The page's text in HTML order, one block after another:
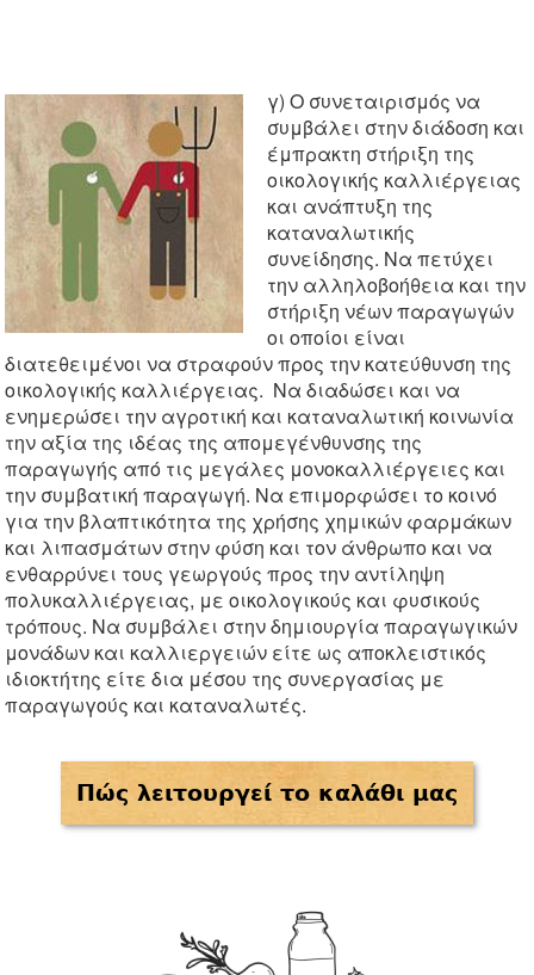
γ) Ο συνεταιρισμός να
συμβάλει στην διάδοση και
έμπρακτη στήριξη της
οικολογικής καλλιέργειας
και ανάπτυξη της
καταναλωτικής
συνείδησης. Να πετύχει
την αλληλοβοήθεια και την
στήριξη νέων παραγωγών
οι οποίοι είναι
διατεθειμένοι να στραφούν προς την κατεύθυνση της
οικολογικής καλλιέργειας. Να διαδώσει και να
ενημερώσει την αγροτική και καταναλωτική κοινωνία
την αξία της ιδέας της απομεγένθυνσης της
παραγωγής από τις μεγάλες μονοκαλλιέργειες και
την συμβατική παραγωγή. Να επιμορφώσει το κοινό
για την βλαπτικότητα της χρήσης χημικών φαρμάκων
και λιπασμάτων στην φύση και τον άνθρωπο και να
ενθαρρύνει τους γεωργούς προς την αντίληψη
πολυκαλλιέργειας, με οικολογικούς και φυσικούς
τρόπους. Να συμβάλει στην δημιουργία παραγωγικών
μονάδων και καλλιεργειών είτε ως αποκλειστικός
ιδιοκτήτης είτε δια μέσου της συνεργασίας με
παραγωγούς και καταναλωτές.
Πώς λειτουργεί το καλάθι μας